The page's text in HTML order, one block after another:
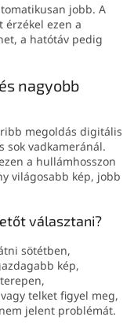
jobb. A
ezen a
a hatótáv pedig
nagyobb
megoldás digitális
sok vadkameránál.
a hullámhosszon
világosabb kép, jobb
választani?
sötétben,
kép,
telket figyel meg,
jelent problémát.